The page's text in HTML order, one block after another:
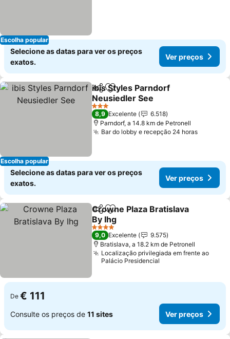
Escolha popular
Selecione as datas para ver os preços
exatos.
Ver preços
Escolha popular
PartilharAdicionar aos favoritos
ibis Styles Parndorf
Neusiedler See
Ver preços
3 Estrelas
8,9 Excelente
6.518
Parndorf, a 14.8 km de Petronell
Bar do lobby e recepção 24 horasVer
Selecione as datas para ver os preços
exatos.
Ver preços
PartilharAdicionar aos favoritos
Crowne Plaza Bratislava
By Ihg
Ver preços
4 Estrelas
9,0 Excelente
9.575
Bratislava, a 18.2 km de Petronell
Localização privilegiada em frente ao
Palácio Presidencial
De € 111
Consulte os preços de 11 sites Ver preços